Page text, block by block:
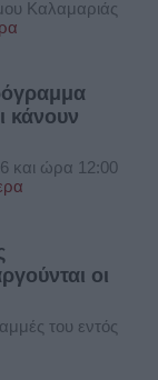
Καλαμαριάς
κάνουν
και ώρα 12:00
οι
του εντός